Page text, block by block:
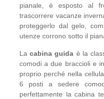
pianale, è esposto al
trascorrere vacanze
proteggerlo dal gelo,
utenze corrono sotto il
Lacabina guida è la
comodi a due braccioli e
proprio perché nella
6 posti a sedere
perfettamente la cabina